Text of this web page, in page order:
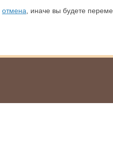
отмена , иначе вы будете